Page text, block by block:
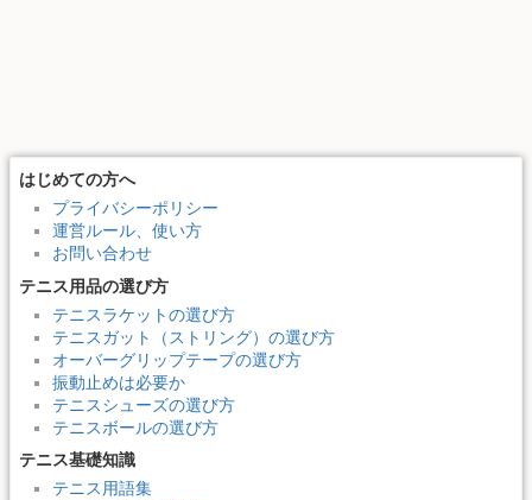
はじめての方へ
プライバシーポリシー
運営ルール、使い方
お問い合わせ
テニス用品の選び方
テニスラケットの選び方
テニスガット（ストリング）の選び方
オーバーグリップテープの選び方
振動止めは必要か
テニスシューズの選び方
テニスボールの選び方
テニス基礎知識
テニス用語集